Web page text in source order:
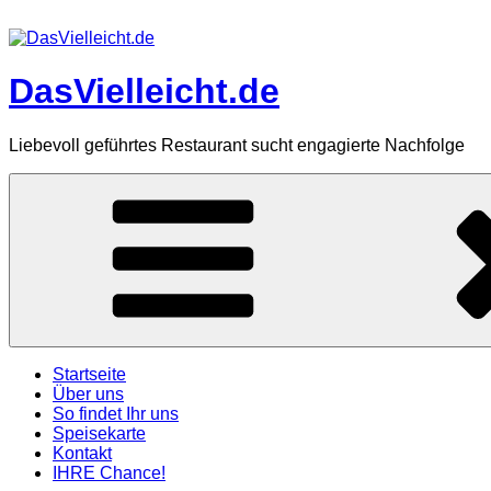
Inhalt
DasVielleicht.de
Liebevoll geführtes Restaurant sucht engagierte Nachfolge
Startseite
Über uns
So findet Ihr uns
Speisekarte
Kontakt
IHRE Chance!